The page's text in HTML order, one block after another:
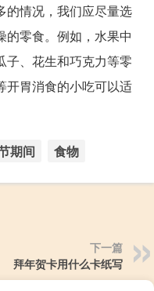
的情况，我们应尽量选
的零食。例如，水果中
子、花生和巧克力等零
开胃消食的小吃可以适
期间 食物
下一篇
拜年贺卡用什么卡纸写